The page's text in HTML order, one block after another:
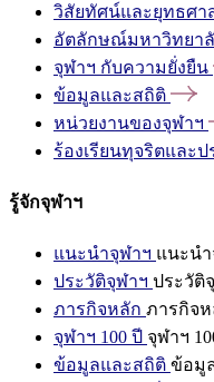
วิสัยทัศน์และยุทธศา
อัตลักษณ์มหาวิทยา
จุฬาฯ กับความยั่งยืน
ข้อมูลและสถิติ
หน่วยงานของจุฬาฯ
ร้องเรียนทุจริตและ
รู้จักจุฬาฯ
แนะนำจุฬาฯ แนะน
ประวัติจุฬาฯ ประวัติ
ภารกิจหลัก ภารกิจ
จุฬาฯ 100 ปี จุฬาฯ
ข้อมูลและสถิติ ข้อมู